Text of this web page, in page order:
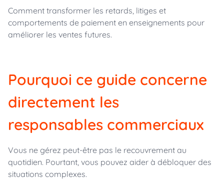
Comment transformer les retards, litiges et
comportements de paiement en enseignements pour
améliorer les ventes futures.
Pourquoi ce guide concerne
directement les
responsables commerciaux
Vous ne gérez peut-être pas le recouvrement au
quotidien. Pourtant, vous pouvez aider à débloquer des
situations complexes.